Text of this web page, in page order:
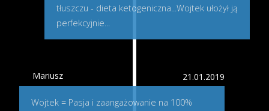
tłuszczu - dieta ketogeniczna...Wojtek ułożył ją
perfekcyjnie...
Mariusz 21.01.2019
Wojtek = Pasja i zaangażowanie na 100%